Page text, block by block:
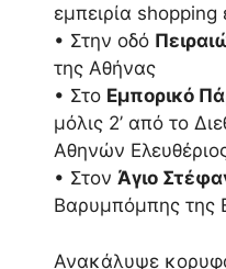
εμπειρία
• Στην οδό
της Αθήνας
• Στο Εμπορικό
μόλις 2’ από το
Αθηνών
• Στον Άγιο
Βαρυμπόμπης της
Ανακάλυψε